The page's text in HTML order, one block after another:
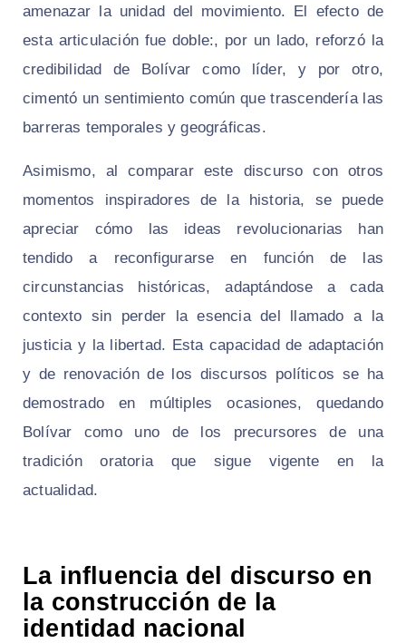
amenazar la unidad del movimiento. El efecto de
esta articulación fue doble:, por un lado, reforzó la
credibilidad de Bolívar como líder, y por otro,
cimentó un sentimiento común que trascendería las
barreras temporales y geográficas.
Asimismo, al comparar este discurso con otros
momentos inspiradores de la historia, se puede
apreciar cómo las ideas revolucionarias han
tendido a reconfigurarse en función de las
circunstancias históricas, adaptándose a cada
contexto sin perder la esencia del llamado a la
justicia y la libertad. Esta capacidad de adaptación
y de renovación de los discursos políticos se ha
demostrado en múltiples ocasiones, quedando
Bolívar como uno de los precursores de una
tradición oratoria que sigue vigente en la
actualidad.
La influencia del discurso en
la construcción de la
identidad nacional